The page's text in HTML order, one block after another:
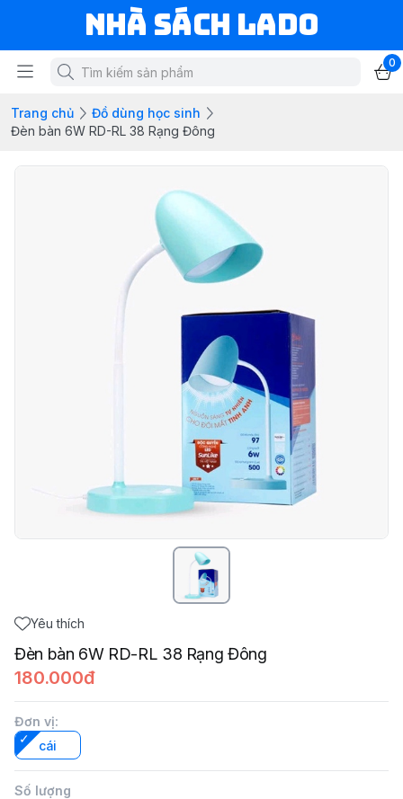
NHÀ SÁCH LADO
0
Trang chủ
Đồ dùng học sinh
Đèn bàn 6W RD-RL 38 Rạng Đông
Yêu thích
Đèn bàn 6W RD-RL 38 Rạng Đông
180.000đ
Đơn vị:
cái
Số lượng